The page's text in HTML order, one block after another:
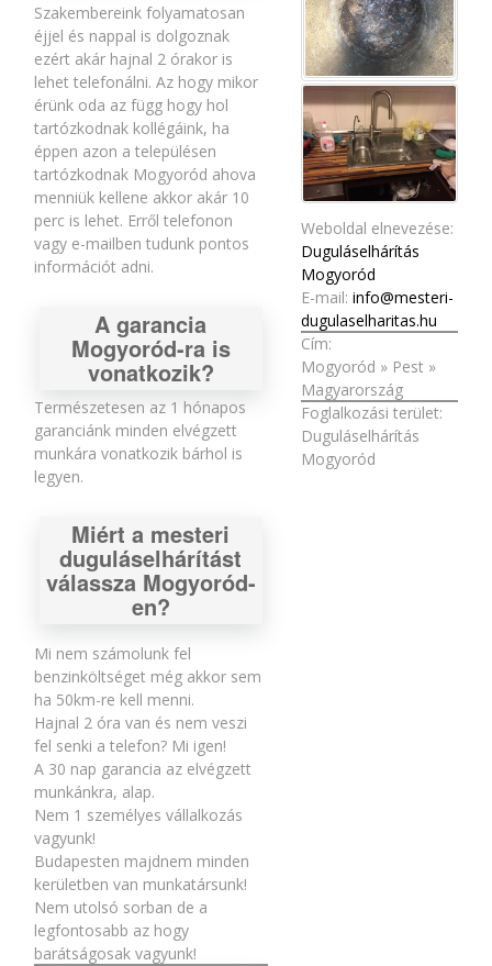
Szakembereink folyamatosan
éjjel és nappal is dolgoznak
ezért akár hajnal 2 órakor is
lehet telefonálni. Az hogy mikor
érünk oda az függ hogy hol
tartózkodnak kollégáink, ha
éppen azon a településen
tartózkodnak Mogyoród ahova
menniük kellene akkor akár 10
perc is lehet. Erről telefonon
vagy e-mailben tudunk pontos
információt adni.
A garancia
Mogyoród-ra is
vonatkozik?
Természetesen az 1 hónapos
garanciánk minden elvégzett
munkára vonatkozik bárhol is
legyen.
Miért a mesteri
duguláselhárítást
válassza Mogyoród-
en?
Mi nem számolunk fel
benzinköltséget még akkor sem
ha 50km-re kell menni.
Hajnal 2 óra van és nem veszi
fel senki a telefon? Mi igen!
A 30 nap garancia az elvégzett
munkánkra, alap.
Nem 1 személyes vállalkozás
vagyunk!
Budapesten majdnem minden
kerületben van munkatársunk!
Nem utolsó sorban de a
legfontosabb az hogy
barátságosak vagyunk!
Weboldal elnevezése:
Duguláselhárítás
Mogyoród
E-mail: info@mesteri-
dugulaselharitas.hu
Cím:
Mogyoród » Pest »
Magyarország
Foglalkozási terület:
Duguláselhárítás
Mogyoród